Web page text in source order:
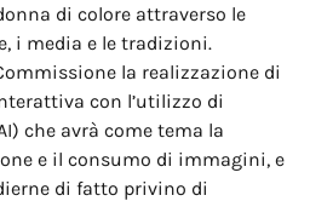
di colore attraverso le
i media e le tradizioni.
la realizzazione di
con l’utilizzo di
che avrà come tema la
e il consumo di immagini, e
di fatto privino di